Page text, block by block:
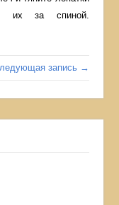
их за спиной.
запись →
необходимые для